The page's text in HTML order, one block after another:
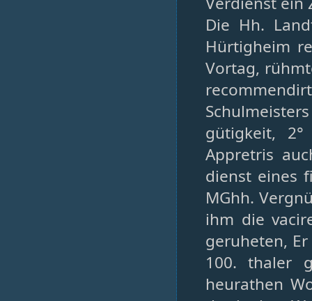
Die Hh.
Hürtigheim
Vortag,
gütigkeit,
Appretris
dienst eines
MGhh.
ihm die
geruheten,
100. thaler
heurathen